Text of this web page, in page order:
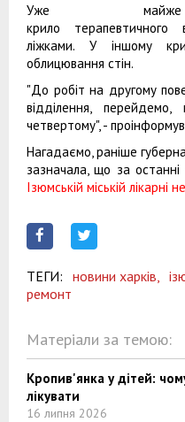
Уже майже
крило терапевтичного
ліжками. У іншому
облицювання стін.
"До робіт на другому
відділення,
четвертому", -
Нагадаємо, раніше
зазначала, що за останні
Ізюмській міській
ТЕГИ: новини харків,
ремонт
Матеріали за темою:
Кропив'янка у дітей:
лікувати
16 липня 2026